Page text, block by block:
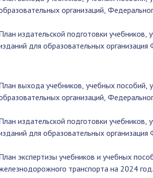
организаций,
издательской подготовки
для образовательных
выхода учебников, учебных пособий,
организаций,
издательской подготовки
для образовательных
экспертизы учебников и учебных
транспорта на 2024 год.